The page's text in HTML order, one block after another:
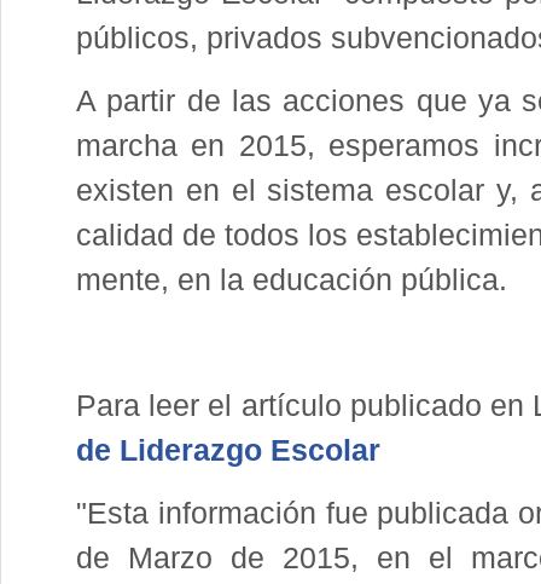
públicos, privados
A partir de las acciones que ya
marcha en 2015, esperamos
existen en el sistema escolar y,
calidad de to­dos los
mente, en la educación pública.
Para leer el artículo publicado
de Liderazgo Escolar
"Esta información fue publicada
de Marzo de 2015, en el